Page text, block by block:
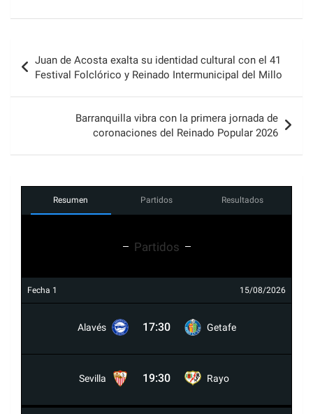
de
entradas
Juan de Acosta exalta su identidad cultural con el 41
Festival Folclórico y Reinado Intermunicipal del Millo
Barranquilla vibra con la primera jornada de
coronaciones del Reinado Popular 2026
Resumen Partidos Resultados
Partidos
Fecha 1 15/08/2026
Alavés 17:30 Getafe
Sevilla 19:30 Rayo